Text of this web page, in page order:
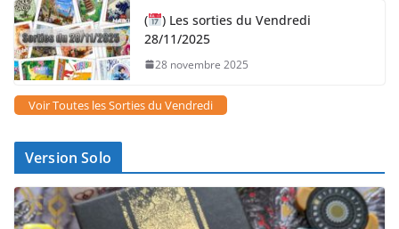
(
) Les sorties du Vendredi
28/11/2025
28 novembre 2025
Voir Toutes les Sorties du Vendredi
Version Solo